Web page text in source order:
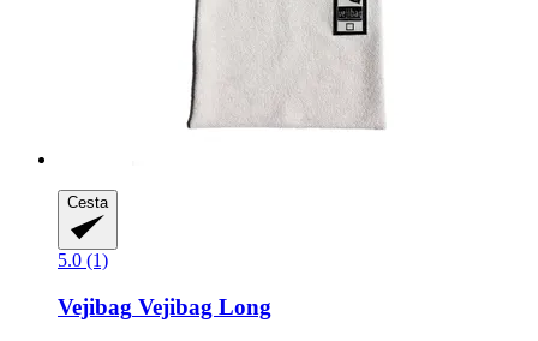
Cesta
5.0 (1)
Vejibag Vejibag Long